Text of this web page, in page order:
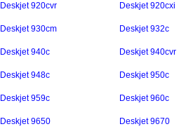
Deskjet 920cvr Deskjet 920cxi
Deskjet 930cm Deskjet 932c
Deskjet 940c Deskjet 940cvr
Deskjet 948c Deskjet 950c
Deskjet 959c Deskjet 960c
Deskjet 9650 Deskjet 9670